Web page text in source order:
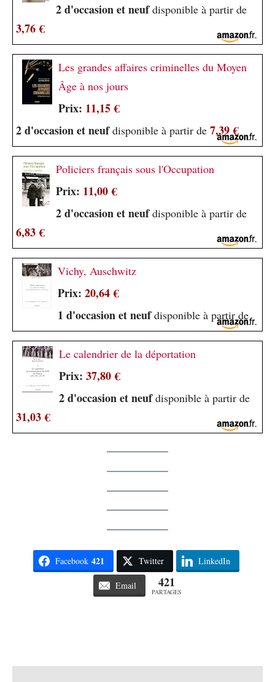
2 d'occasion et neufdisponible à partir de
3,76 €
Les grandes affaires criminelles du Moyen
Âge à nos jours
Prix: 11,15 €
2 d'occasion et neufdisponible à partir de 7,39 €
Policiers français sous l'Occupation
Prix: 11,00 €
2 d'occasion et neufdisponible à partir de
6,83 €
Vichy, Auschwitz
Prix: 20,64 €
1 d'occasion et neufdisponible à partir de
Le calendrier de la déportation
Prix: 37,80 €
2 d'occasion et neufdisponible à partir de
31,03 €
Facebook 421 Twitter LinkedIn
Email 421
PARTAGES